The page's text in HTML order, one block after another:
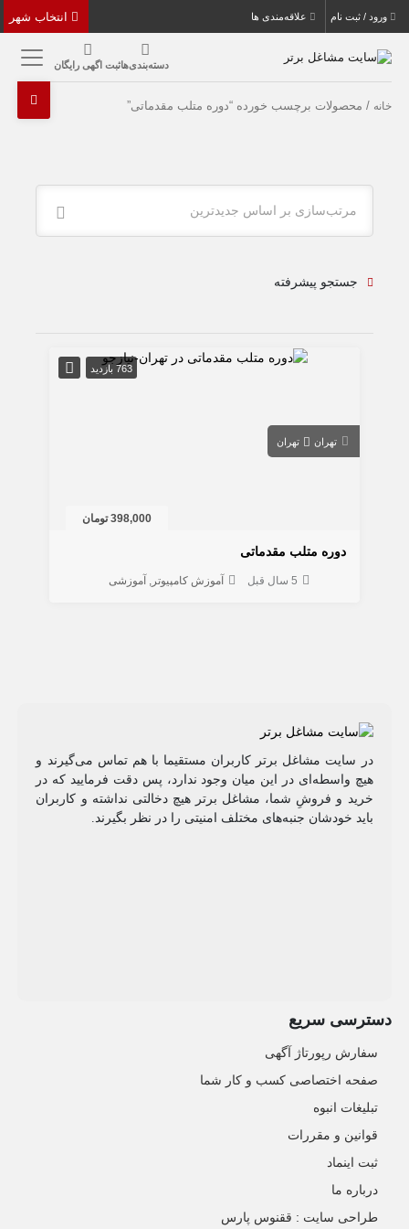
ورود / ثبت نام علاقه‌مندی ها
دسته‌بندی‌هاثبت اگهی رایگان
خانه / محصولات برچسب خورده “دوره متلب مقدماتی”
مرتب‌سازی بر اساس جدیدترین
جستجو پیشرفته
763 بازدید
تهران تهران
398,000 تومان
دوره متلب مقدماتی
5 سال قبل آموزش کامپیوتر آموزشی
در سایت مشاغل برتر کاربران مستقیما با هم تماس می‌گیرند و
هیچ واسطه‌ای در این میان وجود ندارد، پس دقت فرمایید که در
خرید و فروشِ شما، مشاغل برتر هیچ دخالتی نداشته و کاربران
باید خودشان جنبه‌های مختلف امنیتی را در نظر بگیرند.
دسترسی سریع
سفارش رپورتاژ آگهی
صفحه اختصاصی کسب و کار شما
تبلیغات انبوه
قوانین و مقررات
ثبت اینماد
درباره ما
طراحی سایت : ققنوس پارس